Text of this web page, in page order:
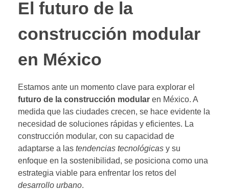
El futuro de la
construcción modular
en México
Estamos ante un momento clave para explorar el
futuro de la construcción modular en México. A
medida que las ciudades crecen, se hace evidente la
necesidad de soluciones rápidas y eficientes. La
construcción modular, con su capacidad de
adaptarse a las tendencias tecnológicas y su
enfoque en la sostenibilidad, se posiciona como una
estrategia viable para enfrentar los retos del
desarrollo urbano.